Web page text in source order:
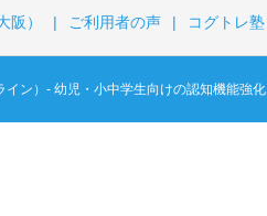
阪） ご利用者の声 コグトレ
ン）- 幼児・小中学生向けの認知機能強